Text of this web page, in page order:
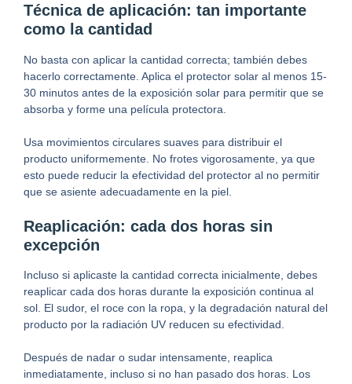
Técnica de aplicación: tan importante
como la cantidad
No basta con aplicar la cantidad correcta; también debes
hacerlo correctamente. Aplica el protector solar al menos 15-
30 minutos antes de la exposición solar para permitir que se
absorba y forme una película protectora.
Usa movimientos circulares suaves para distribuir el
producto uniformemente. No frotes vigorosamente, ya que
esto puede reducir la efectividad del protector al no permitir
que se asiente adecuadamente en la piel.
Reaplicación: cada dos horas sin
excepción
Incluso si aplicaste la cantidad correcta inicialmente, debes
reaplicar cada dos horas durante la exposición continua al
sol. El sudor, el roce con la ropa, y la degradación natural del
producto por la radiación UV reducen su efectividad.
Después de nadar o sudar intensamente, reaplica
inmediatamente, incluso si no han pasado dos horas. Los